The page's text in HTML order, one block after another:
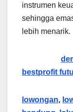
instrumen
sehingga
lebih menarik.
bestprofit
lowongan,